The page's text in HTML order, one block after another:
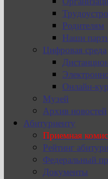
Родителям
Наши
Цифровая среда
Онлайн-
Музей
Архив новостей
Абитуриенту
Приемная
Рейтинг
Федеральный
Документы